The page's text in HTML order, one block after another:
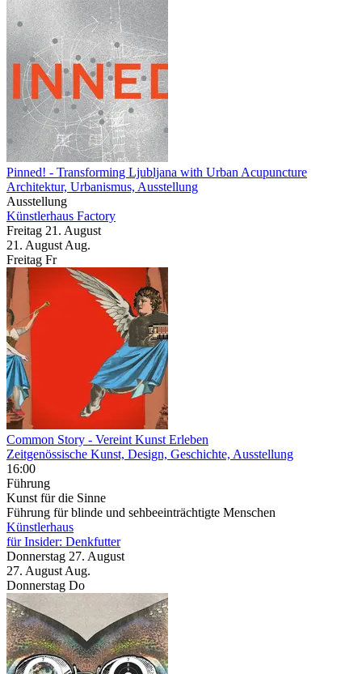
Pinned! - Transforming Ljubljana with Urban Acupuncture
Architektur, Urbanismus, Ausstellung
Ausstellung
Künstlerhaus Factory
Freitag 21. August
21. August Aug.
Freitag Fr
Common Story - Vereint Kunst Erleben
Zeitgenössische Kunst, Design, Geschichte, Ausstellung
16:00
Führung
Kunst für die Sinne
Führung für blinde und sehbeeinträchtigte Menschen
Künstlerhaus
für Insider: Denkfutter
Donnerstag 27. August
27. August Aug.
Donnerstag Do